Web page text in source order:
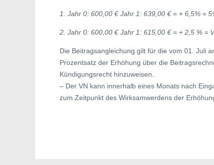
1. Jahr 0: 600,00 € Jahr 1: 639,00 € = + 6,5% =
2. Jahr 0: 600,00 € Jahr 1: 615,00 € = + 2,5 % =
Die Beitragsangleichung gilt für die vom 01. Juli
Prozentsatz der Erhöhung über die
Kündigungsrecht hinzuweisen.
– Der VN kann innerhalb eines Monats nach
zum Zeitpunkt des Wirksamwerdens der